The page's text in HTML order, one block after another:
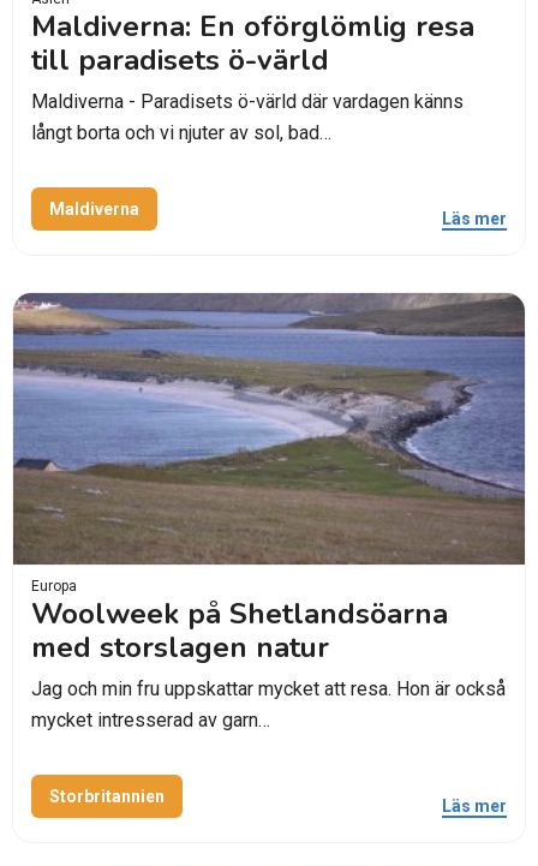
Maldiverna: En oförglömlig resa
till paradisets ö-värld
Maldiverna - Paradisets ö-värld där vardagen känns
långt borta och vi njuter av sol, bad…
Maldiverna Läs mer
Europa
Woolweek på Shetlandsöarna
med storslagen natur
Jag och min fru uppskattar mycket att resa. Hon är också
mycket intresserad av garn…
Storbritannien Läs mer